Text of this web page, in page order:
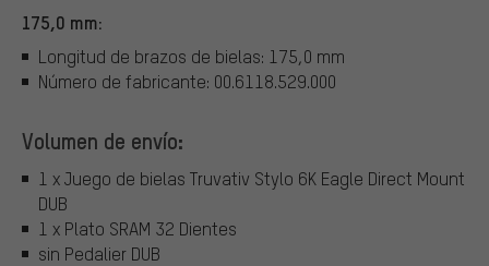
175,0 mm:
Longitud de brazos de bielas: 175,0 mm
Número de fabricante: 00.6118.529.000
Volumen de envío:
1 x Juego de bielas Truvativ Stylo 6K Eagle Direct Mount
DUB
1 x Plato SRAM 32 Dientes
sin Pedalier DUB